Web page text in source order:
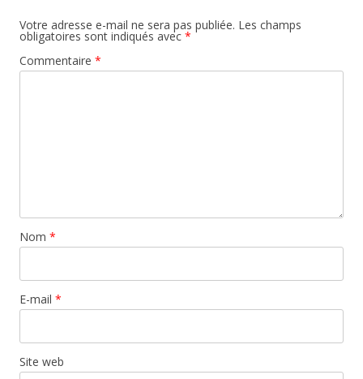
Votre adresse e-mail ne sera pas publiée. Les champs
obligatoires sont indiqués avec *
Commentaire *
Nom *
E-mail *
Site web